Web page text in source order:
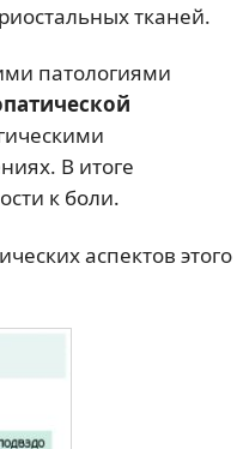
тканей.
патологиями
В итоге
к боли.
аспектов этого